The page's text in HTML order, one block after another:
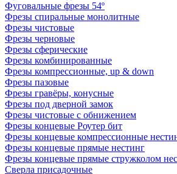
Фуговальные фрезы 54º
Фрезы спиральные монолитные
Фрезы чистовые
Фрезы черновые
Фрезы сферические
Фрезы комбинированные
Фрезы компрессионные, up & down
Фрезы пазовые
Фрезы гравёры, конусные
Фрезы под дверной замок
Фрезы чистовые с обнижением
Фрезы концевые Роутер бит
Фрезы концевые компрессионные
Фрезы концевые прямые нестинг
Фрезы концевые прямые стружколом
Сверла присадочные